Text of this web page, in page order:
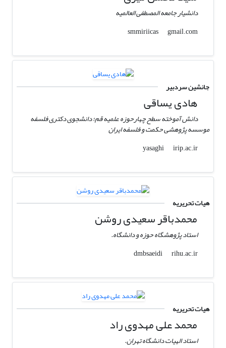
دانشیار جامعه المصطفی العالمیه
smmiriicas
gmail.com
جانشین سردبیر
هادی یساقی
دانش آموخته سطح چهارحوزه علمیه قم؛ دانشجوی دکتری فلسفه
موسسه پژوهشی حکمت و فلسفه ایران
yasaghi
irip.ac.ir
هیات تحریریه
محمدباقر سعیدی روشن
استاد پژوهشگاه حوزه و دانشگاه.
dmbsaeidi
rihu.ac.ir
هیات تحریریه
محمد علی مهدوی راد
استاد الهیات دانشگاه تهران.